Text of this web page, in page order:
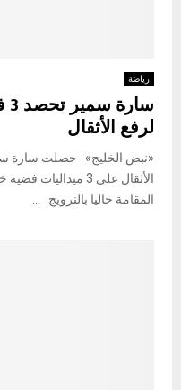
رياضة
لرفع الأثقال
«نبض الخليج» حصلت سارة
الأثقال على 3
المقامة حاليا بالنرويج. ...